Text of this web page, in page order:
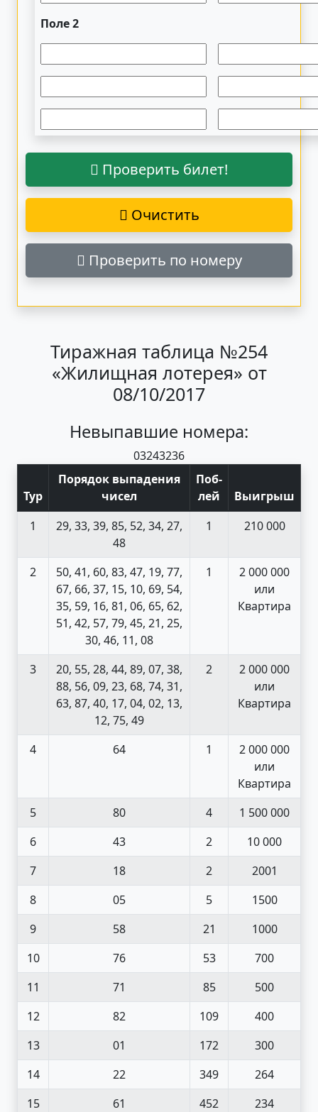
Поле 2
Проверить билет!
Очистить
Проверить по номеру
Тиражная таблица №254
«Жилищная лотерея» от
08/10/2017
Невыпавшие номера:
03243236
Тур
Порядок выпадения
чисел
Поб-
лей
Выигрыш
1
29, 33, 39, 85, 52, 34, 27,
48
1 210 000
2
50, 41, 60, 83, 47, 19, 77,
67, 66, 37, 15, 10, 69, 54,
35, 59, 16, 81, 06, 65, 62,
51, 42, 57, 79, 45, 21, 25,
30, 46, 11, 08
1
2 000 000
или
Квартира
3
20, 55, 28, 44, 89, 07, 38,
88, 56, 09, 23, 68, 74, 31,
63, 87, 40, 17, 04, 02, 13,
12, 75, 49
2
2 000 000
или
Квартира
4 64 1
2 000 000
или
Квартира
5
80 4
1 500 000
6
43 2
10 000
7
18 2
2001
8
05 5
1500
9
58 21
1000
10
76 53
700
11
71 85
500
12
82 109
400
13
01 172
300
14
22 349
264
15
61 452
234